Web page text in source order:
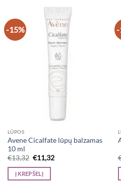
-15%
LŪPOS
Avene Cicalfate lūpų balzamas
10 ml
€13,32 Original
price
was:
€13,32.
€11,32Current
Į KREPŠELĮ
-